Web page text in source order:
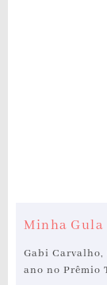
Minha Gula
Gabi Carvalho,
ano no Prêmio